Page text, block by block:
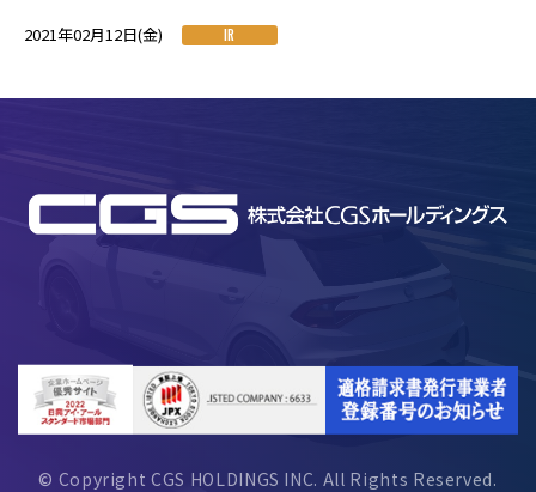
2021年02月12日(金) IR
© Copyright CGS HOLDINGS INC. All Rights Reserved.